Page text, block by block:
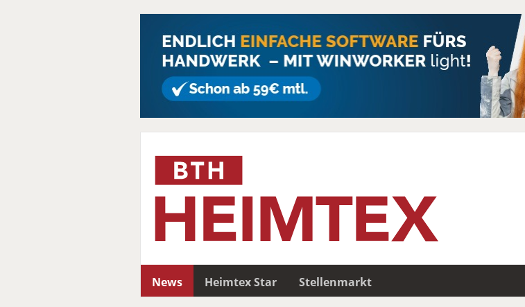
News Heimtex Star
Stellenmarkt